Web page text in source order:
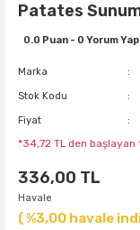
Patates
0.0 Puan - 0 Yorum Yap
Marka
Stok Kodu
Fiyat
*34,72 TL den başlayan
336,00 TL
Havale
( %3,00 havale